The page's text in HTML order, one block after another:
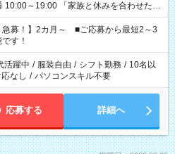
家族と休みを合わせた
飯の準備がしたい」 「できれば残業はし
えてくださいね。 ※Wワーク希望
で希望する勤務時間と、もう1つのお仕事
40時間を超える場合は応募できません。
急募！】2カ月～ ■ご応募から最短2～3
す！
活躍中 / 服装自由 / シフト勤務 / 10名以
なし / パソコンスキル不要
応募する 詳細へ